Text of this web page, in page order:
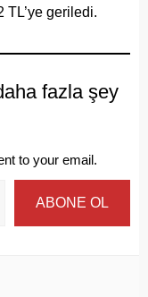
TL’ye geriledi.
fazla şey
to your email.
ABONE OL